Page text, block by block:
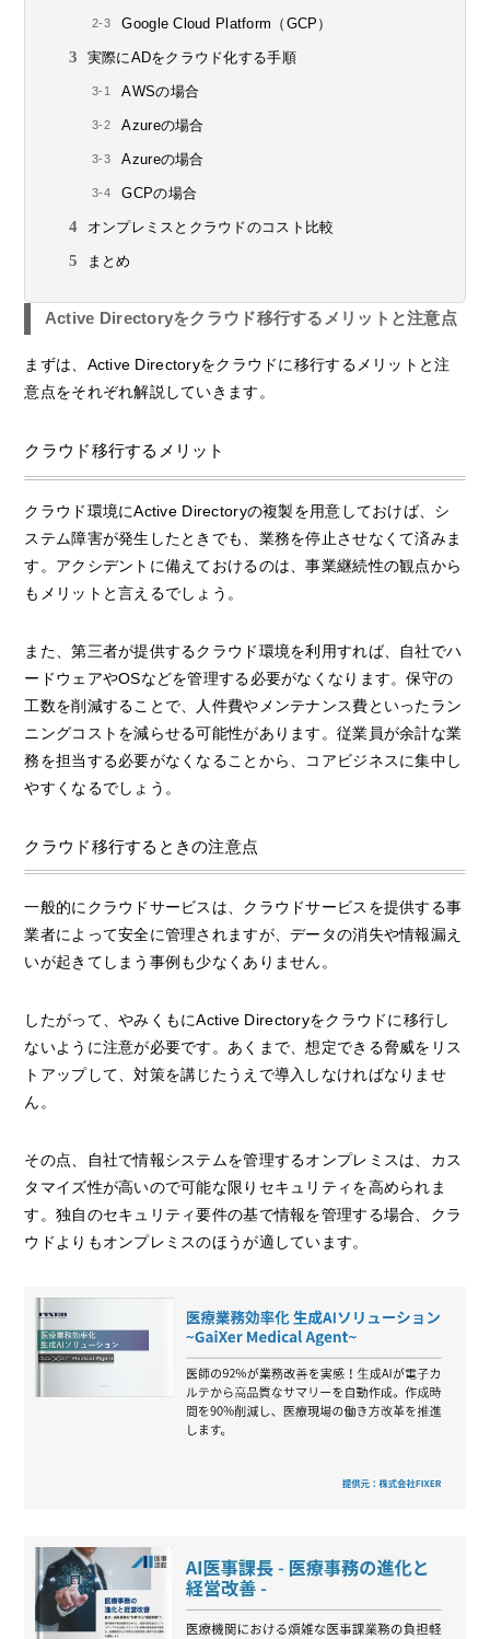
Google Cloud Platform（GCP）
実際にADをクラウド化する手順
AWSの場合
Azureの場合
Azureの場合
GCPの場合
オンプレミスとクラウドのコスト比較
まとめ
Active Directoryをクラウド移行するメリットと注意点
まずは、Active Directoryをクラウドに移行するメリットと注
意点をそれぞれ解説していきます。
クラウド移行するメリット
クラウド環境にActive Directoryの複製を用意しておけば、シ
ステム障害が発生したときでも、業務を停止させなくて済みま
す。アクシデントに備えておけるのは、事業継続性の観点から
もメリットと言えるでしょう。
また、第三者が提供するクラウド環境を利用すれば、自社でハ
ードウェアやOSなどを管理する必要がなくなります。保守の
工数を削減することで、人件費やメンテナンス費といったラン
ニングコストを減らせる可能性があります。従業員が余計な業
務を担当する必要がなくなることから、コアビジネスに集中し
やすくなるでしょう。
クラウド移行するときの注意点
一般的にクラウドサービスは、クラウドサービスを提供する事
業者によって安全に管理されますが、データの消失や情報漏え
いが起きてしまう事例も少なくありません。
したがって、やみくもにActive Directoryをクラウドに移行し
ないように注意が必要です。あくまで、想定できる脅威をリス
トアップして、対策を講じたうえで導入しなければなりませ
ん。
その点、自社で情報システムを管理するオンプレミスは、カス
タマイズ性が高いので可能な限りセキュリティを高められま
す。独自のセキュリティ要件の基で情報を管理する場合、クラ
ウドよりもオンプレミスのほうが適しています。